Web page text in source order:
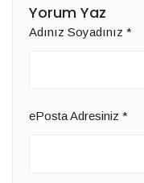
Yorum Yaz
Adınız Soyadınız *
ePosta Adresiniz *